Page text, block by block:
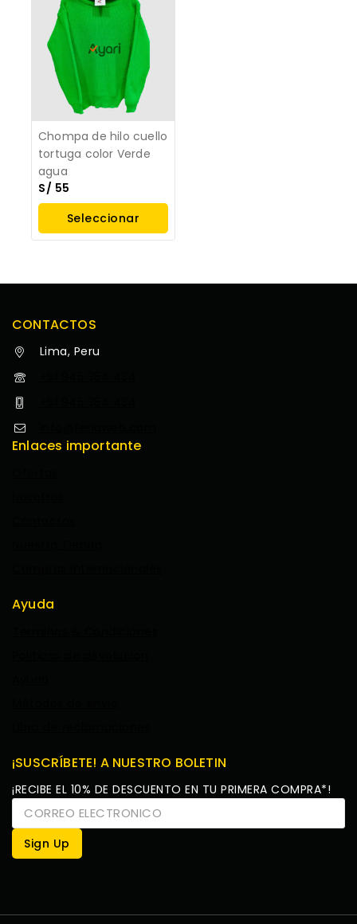
Chompa de hilo cuello
tortuga color Verde
agua
S/ 55
Seleccionar
Opciones
CONTACTOS
Lima, Peru
Enlaces importante
Ayuda
¡SUSCRÍBETE! A NUESTRO BOLETIN
¡RECIBE EL 10% DE DESCUENTO EN TU PRIMERA COMPRA*!